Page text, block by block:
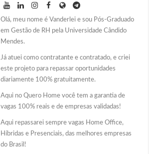
Olá, meu nome é Vanderlei e sou Pós-Graduado
em Gestão de RH pela Universidade Cândido
Mendes.
Já atuei como contratante e contratado, e criei
este projeto para repassar oportunidades
diariamente 100% gratuitamente.
Aqui no Quero Home você tem a garantia de
vagas 100% reais e de empresas validadas!
Aqui repassarei sempre vagas Home Office,
Híbridas e Presenciais, das melhores empresas
do Brasil!